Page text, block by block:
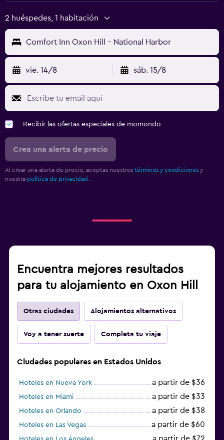
2 huéspedes, 1 habitación
Comfort Inn Oxon Hill - National Harbor
vie. 14/8 sáb. 15/8
Recibir las ofertas especiales de momondo
Crea una alerta de precio
Al crear una alerta de precio, aceptas nuestros términos y condiciones y
nuestra política de privacidad.
Encuentra mejores resultados
para tu alojamiento en Oxon Hill
Otras ciudades Alojamientos alternativos
Voy a tener suerte Completa tu viaje
Ciudades populares en Estados Unidos
Hoteles en Nueva York a partir de $36
Hoteles en Miami a partir de $33
Hoteles en Orlando a partir de $38
Hoteles en Las Vegas a partir de $60